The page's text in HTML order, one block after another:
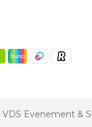
Evenement &